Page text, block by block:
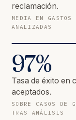
reclamación.
MEDIA EN
ANALIZADAS
97%
Tasa de éxito en
aceptados.
SOBRE CASOS DE
TRAS ANÁLISIS